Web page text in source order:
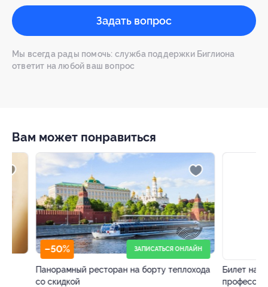
Задать вопрос
Мы всегда рады помочь: служба поддержки Биглиона
ответит на любой ваш вопрос
Вам может понравиться
–50% ЗАПИСАТЬСЯ ОНЛАЙН
Панорамный ресторан на борту теплохода
со скидкой
–40%
Билет на весь
профессий